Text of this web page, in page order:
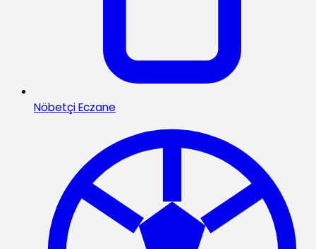
Nöbetçi Eczane